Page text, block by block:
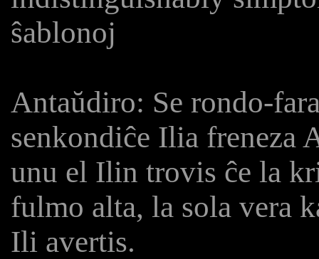
ŝablonoj
Antaŭdiro: Se rondo-
senkondiĉe Ilia freneza
unu el Ilin trovis ĉe la
fulmo alta, la sola vera
Ili avertis.